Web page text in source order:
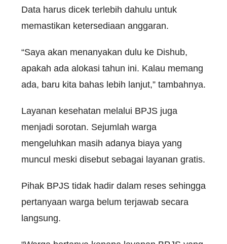
Data harus dicek terlebih dahulu untuk
memastikan ketersediaan anggaran.
“Saya akan menanyakan dulu ke Dishub,
apakah ada alokasi tahun ini. Kalau memang
ada, baru kita bahas lebih lanjut,” tambahnya.
Layanan kesehatan melalui BPJS juga
menjadi sorotan. Sejumlah warga
mengeluhkan masih adanya biaya yang
muncul meski disebut sebagai layanan gratis.
Pihak BPJS tidak hadir dalam reses sehingga
pertanyaan warga belum terjawab secara
langsung.